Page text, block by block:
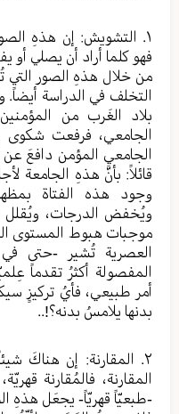
١. التشويش: إن هذهِ
فهو كلما أراد أن يصلي أو
من خلال هذهِ الصور
التخلف في الدراسة أيضاً.
بلاد الغَرب من
الجامعي، فرفعت شكوى
الجامعي المؤمن دافعَ
قائلاً: بأنَّ هذهِ الجامعة
وجود هذه الفتاة
ويُخفض الدرجات، ويُقلل
موجبات هبوط المستوى
العصرية تُشير -حتى
المفصولة أكثرُ تقدماً
أمر طبيعي، فأيُ تركيزٍ
بدنها يلامسُ بدنه؟!..
٢. المقارنة: إن هناكَ
المقارنة، فالمُقارنة
-طبعيّاً قهريّاً- يجعَل هذهِ